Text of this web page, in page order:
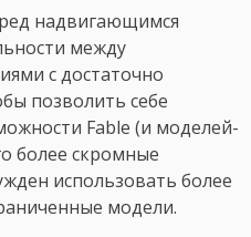
надвигающимся
между
с достаточно
позволить себе
Fable (и моделей-
более скромные
использовать более
модели.